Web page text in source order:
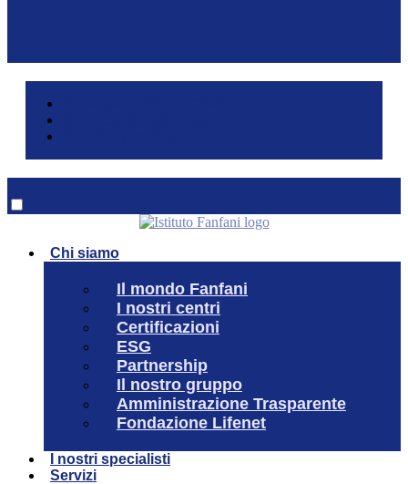
Chi siamo
Il mondo Fanfani
I nostri centri
Certificazioni
ESG
Partnership
Il nostro gruppo
Amministrazione Trasparente
Fondazione Lifenet
I nostri specialisti
Servizi